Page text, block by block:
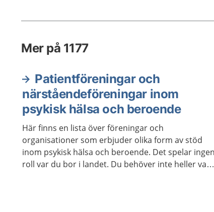
Mer på 1177
Patientföreningar och
närståendeföreningar inom
psykisk hälsa och beroende
Här finns en lista över föreningar och
organisationer som erbjuder olika form av stöd
inom psykisk hälsa och beroende. Det spelar ingen
roll var du bor i landet. Du behöver inte heller vara